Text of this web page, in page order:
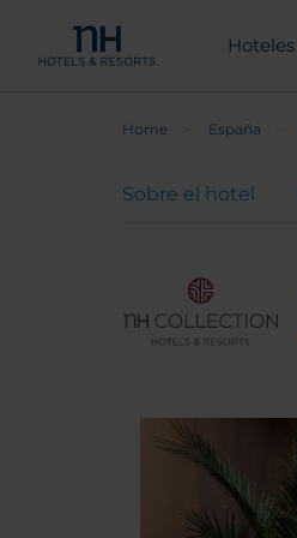
Hoteles
Home España
Sobre el hotel